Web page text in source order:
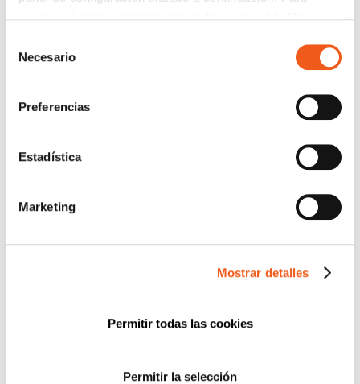
consultar nuestra política de cookies
política de cookies
Necesario
Preferencias
Estadística
Marketing
Mostrar detalles
Permitir todas las cookies
Permitir la selección
DERECHOS RGPD
ENTREVISTAS
IGUALDAD
POLÍTICA DE COOKIES
WEBINARS Y PONENCIAS